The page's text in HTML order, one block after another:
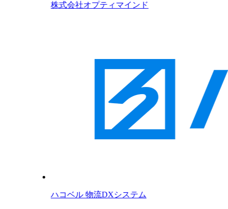
株式会社オプティマインド
ハコベル 物流DXシステム